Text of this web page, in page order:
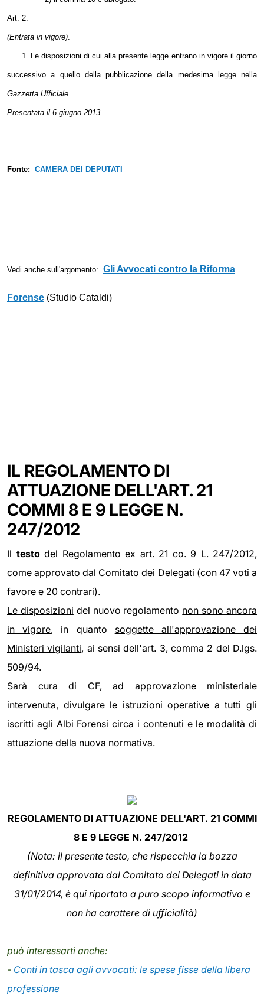
Art. 2.
(Entrata in vigore)
1. Le disposizioni di cui alla presente legge entrano in vigore il giorno
successivo a quello della pubblicazione della medesima legge nella
Gazzetta Ufficiale.
Presentata il 6 giugno 2013
Fonte: CAMERA DEI DEPUTATI
Vedi anche sull'argomento: Gli Avvocati contro la Riforma
Forense (Studio Cataldi)
IL REGOLAMENTO DI
ATTUAZIONE DELL'ART. 21
COMMI 8 E 9 LEGGE N.
247/2012
Il testodel Regolamento ex art. 21 co. 9 L. 247/2012,
come approvato dal Comitato dei Delegati (con 47 voti a
favore e 20 contrari).
Le disposizioni del nuovo regolamento non sono ancora
in vigore, in quanto soggette all'approvazione dei
Ministeri vigilanti, ai sensi dell'art. 3, comma 2 del D.lgs.
509/94.
Sarà cura di CF, ad approvazione ministeriale
intervenuta, divulgare le istruzioni operative a tutti gli
iscritti agli Albi Forensi circa i contenuti e le modalità di
attuazione della nuova normativa.
REGOLAMENTO DI ATTUAZIONE DELL'ART. 21 COMMI
8 E 9 LEGGE N. 247/2012
(Nota: il presente testo, che rispecchia la bozza
definitiva approvata dal Comitato dei Delegati in data
31/01/2014, è qui riportato a puro scopo informativo e
non ha carattere di ufficialità)
può interessarti anche:
- Conti in tasca agli avvocati: le spese fisse della libera
professione